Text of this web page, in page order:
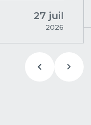
27 juil
2026